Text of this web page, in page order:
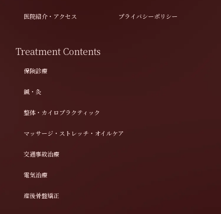
医院紹介・アクセス プライバシーポリシー
Treatment Contents
保険診療
鍼・灸
整体・カイロプラクティック
マッサージ・ストレッチ・オイルケア
交通事故治療
電気治療
産後骨盤矯正